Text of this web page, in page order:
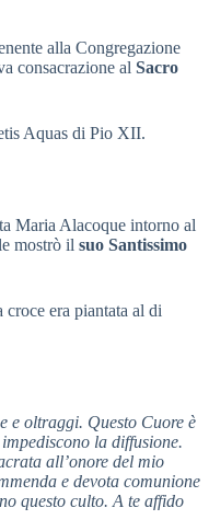
alla Congregazione
consacrazione al Sacro
Aquas di Pio XII.
Maria Alacoque intorno al
mostrò il suo Santissimo
era piantata al di
e oltraggi. Questo Cuore è
la diffusione.
all’onore del mio
e devota comunione
questo culto. A te affido